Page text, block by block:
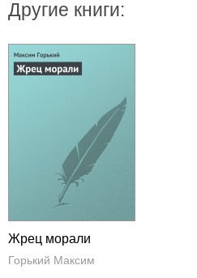
Другие книги:
Жрец морали
Горький Максим